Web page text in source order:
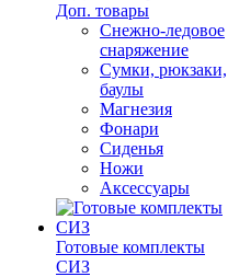
Доп. товары
Снежно-ледовое
снаряжение
Сумки, рюкзаки,
баулы
Магнезия
Фонари
Сиденья
Ножи
Аксессуары
Готовые комплекты
СИЗ